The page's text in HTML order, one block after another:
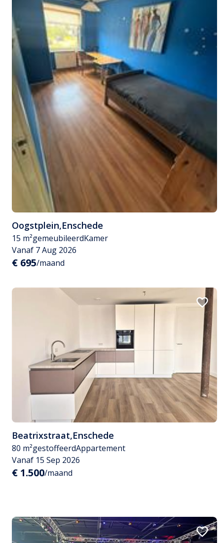
Oogstplein,Enschede
15 m²gemeubileerdKamer
Vanaf 7 Aug 2026
€ 695/maand
Beatrixstraat,Enschede
80 m²gestoffeerdAppartement
Vanaf 15 Sep 2026
€ 1.500/maand